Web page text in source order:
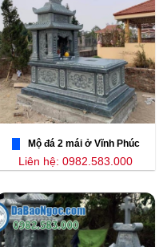
Mộ đá 2 mái ở Vĩnh Phúc
Liên hệ: 0982.583.000